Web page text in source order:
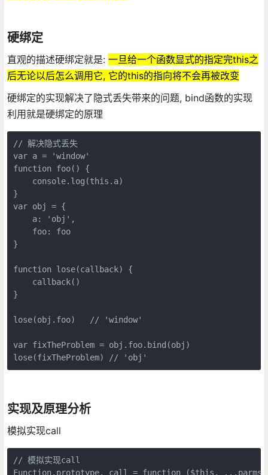
硬绑定
直观的描述硬绑定就是: 一旦给一个函数显式的指定完this之
后无论以后怎么调用它, 它的this的指向将不会再被改变
硬绑定的实现解决了隐式丢失带来的问题, bind函数的实现
利用就是硬绑定的原理
// 解决隐式丢失
var a = 'window'
function foo() {
    console.log(this.a)
}
var obj = {
    a: 'obj',
    foo: foo
}
function lose(callback) {
    callback()
}
lose(obj.foo)   // 'window'
var fixTheProblem = obj.foo.bind(obj)
lose(fixTheProblem) // 'obj'
实现及原理分析
模拟实现call
// 模拟实现call
Function.prototype._call = function ($this, ...parms) {